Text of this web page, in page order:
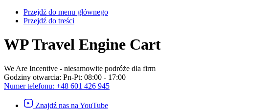
Przejdź do menu głównego
Przejdź do treści
WP Travel Engine Cart
We Are Incentive - niesamowite podróże dla firm
Godziny otwarcia: Pn-Pt: 08:00 - 17:00
Numer telefonu: +48 601 426 945
Znajdź nas na YouTube